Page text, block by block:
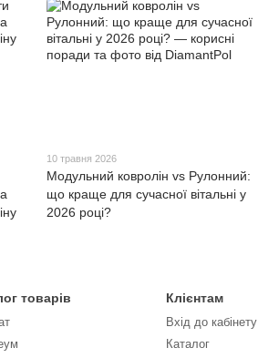
10 травня 2026
Модульний ковролін vs Рулонний:
що краще для сучасної вітальні у
2026 році?
товарів Клієнтам
Вхід до кабінету
Каталог